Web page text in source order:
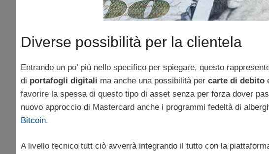
Diverse possibilità per la clientela
Entrando un po’ più nello specifico per spiegare, questo
di portafogli digitali ma anche una possibilità per carte di debito
favorire la spessa di questo tipo di asset senza per forza dover
nuovo approccio di Mastercard anche i programmi fedeltà di
Bitcoin.
A livello tecnico tutt ciò avverrà integrando il tutto con la